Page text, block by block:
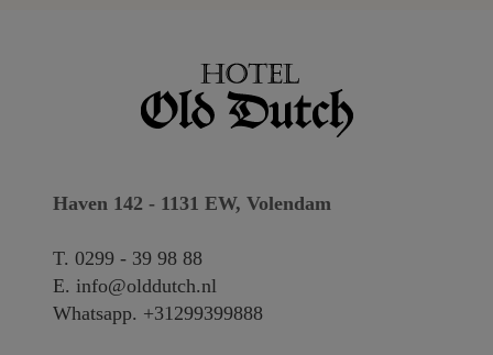
Haven 142 - 1131 EW, Volendam
T. 0299 - 39 98 88
E. info@olddutch.nl
Whatsapp. +31299399888